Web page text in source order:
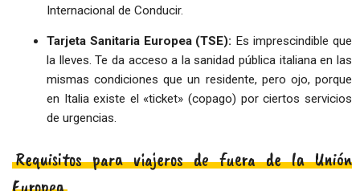
Internacional de Conducir.
Tarjeta Sanitaria Europea (TSE): Es imprescindible que
la lleves. Te da acceso a la sanidad pública italiana en las
mismas condiciones que un residente, pero ojo, porque
en Italia existe el «ticket» (copago) por ciertos servicios
de urgencias.
Requisitos para viajeros de fuera de la Unión